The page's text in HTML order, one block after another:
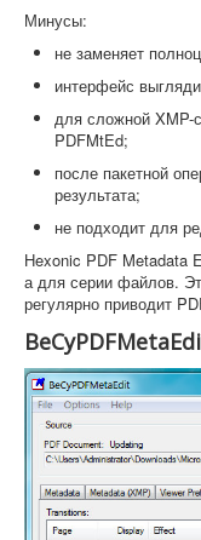
Минусы:
не заменяет
интерфейс
для сложной XMP-
PDFMtEd;
после пакетной
результата;
не подходит для
Hexonic PDF Metadata
а для серии файлов.
регулярно приводит